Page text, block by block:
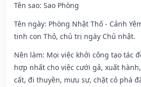
Tên sao: Sao Phòng
Tên ngày: Phòng Nhật Thố - Cảnh
tinh con Thỏ, chủ trị ngày Chủ nhật.
Nên làm: Mọi việc khởi công tạo tác
hợp nhất cho việc cưới gả, xuất
cất, đi thuyền, mưu sự, chặt cỏ phá